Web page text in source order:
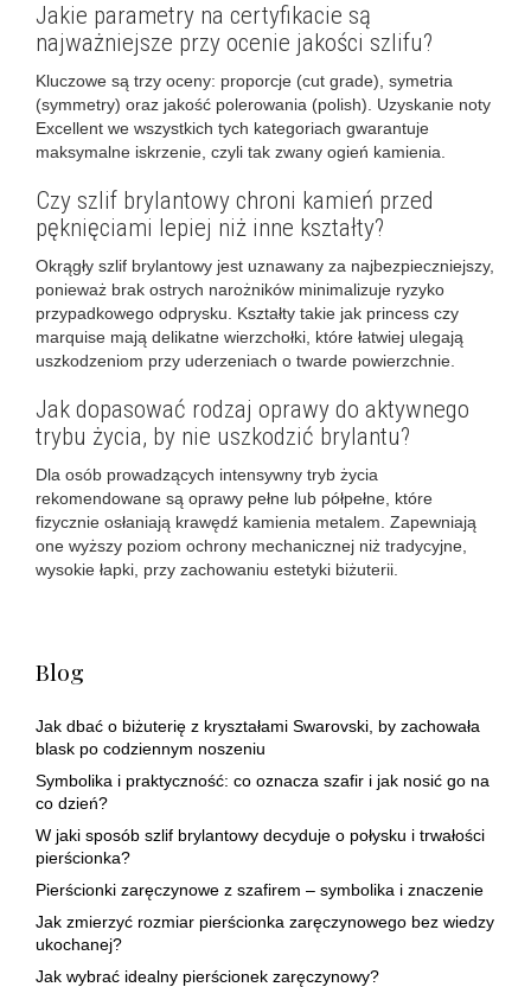
Jakie parametry na certyfikacie są
najważniejsze przy ocenie jakości szlifu?
Kluczowe są trzy oceny: proporcje (cut grade), symetria
(symmetry) oraz jakość polerowania (polish). Uzyskanie noty
Excellent we wszystkich tych kategoriach gwarantuje
maksymalne iskrzenie, czyli tak zwany ogień kamienia.
Czy szlif brylantowy chroni kamień przed
pęknięciami lepiej niż inne kształty?
Okrągły szlif brylantowy jest uznawany za najbezpieczniejszy,
ponieważ brak ostrych narożników minimalizuje ryzyko
przypadkowego odprysku. Kształty takie jak princess czy
marquise mają delikatne wierzchołki, które łatwiej ulegają
uszkodzeniom przy uderzeniach o twarde powierzchnie.
Jak dopasować rodzaj oprawy do aktywnego
trybu życia, by nie uszkodzić brylantu?
Dla osób prowadzących intensywny tryb życia
rekomendowane są oprawy pełne lub półpełne, które
fizycznie osłaniają krawędź kamienia metalem. Zapewniają
one wyższy poziom ochrony mechanicznej niż tradycyjne,
wysokie łapki, przy zachowaniu estetyki biżuterii.
Blog
Jak dbać o biżuterię z kryształami Swarovski, by zachowała
blask po codziennym noszeniu
Symbolika i praktyczność: co oznacza szafir i jak nosić go na
co dzień?
W jaki sposób szlif brylantowy decyduje o połysku i trwałości
pierścionka?
Pierścionki zaręczynowe z szafirem – symbolika i znaczenie
Jak zmierzyć rozmiar pierścionka zaręczynowego bez wiedzy
ukochanej?
Jak wybrać idealny pierścionek zaręczynowy?